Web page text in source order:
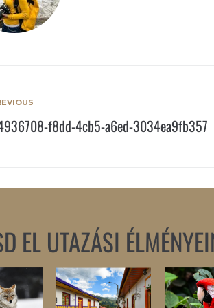
f8dd-4cb5-a6ed-3034ea9fb357
EL UTAZÁSI